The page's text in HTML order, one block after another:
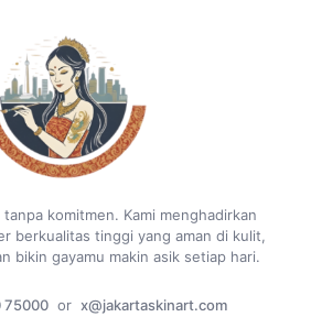
komitmen. Kami menghadirkan
berkualitas tinggi yang aman di kulit,
bikin gayamu makin asik setiap hari.
75000 or x@jakartaskinart.com